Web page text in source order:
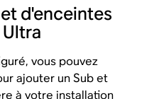
d'enceintes
vous pouvez
ajouter un Sub et
à votre installation